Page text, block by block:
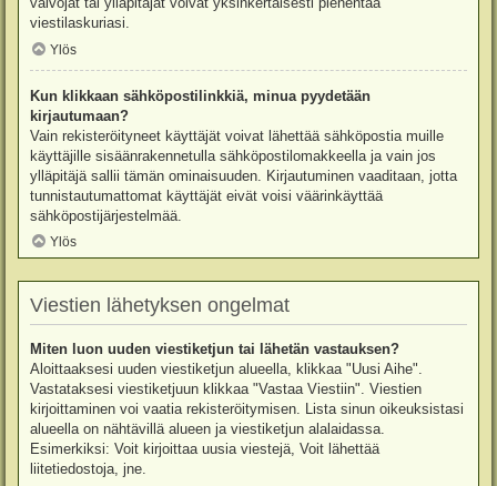
viestilaskuriasi.
Ylös
Kun klikkaan sähköpostilinkkiä, minua pyydetään
kirjautumaan?
Vain rekisteröityneet käyttäjät voivat lähettää sähköpostia muille
käyttäjille sisäänrakennetulla sähköpostilomakkeella ja vain jos
ylläpitäjä sallii tämän ominaisuuden. Kirjautuminen vaaditaan, jotta
tunnistautumattomat käyttäjät eivät voisi väärinkäyttää
sähköpostijärjestelmää.
Ylös
Viestien lähetyksen ongelmat
Miten luon uuden viestiketjun tai lähetän vastauksen?
Aloittaaksesi uuden viestiketjun alueella, klikkaa "Uusi Aihe".
Vastataksesi viestiketjuun klikkaa "Vastaa Viestiin". Viestien
kirjoittaminen voi vaatia rekisteröitymisen. Lista sinun oikeuksistasi
alueella on nähtävillä alueen ja viestiketjun alalaidassa.
Esimerkiksi: Voit kirjoittaa uusia viestejä, Voit lähettää
liitetiedostoja, jne.